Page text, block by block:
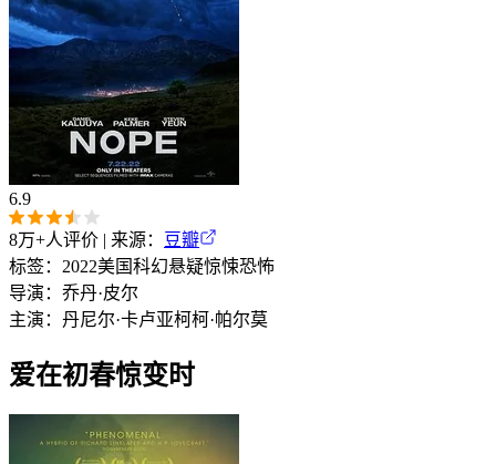
6.9
8万+人评价 | 来源：
豆瓣
标签： 2022美国科幻悬疑惊悚恐怖
导演： 乔丹·皮尔
主演： 丹尼尔·卡卢亚柯柯·帕尔莫
爱在初春惊变时